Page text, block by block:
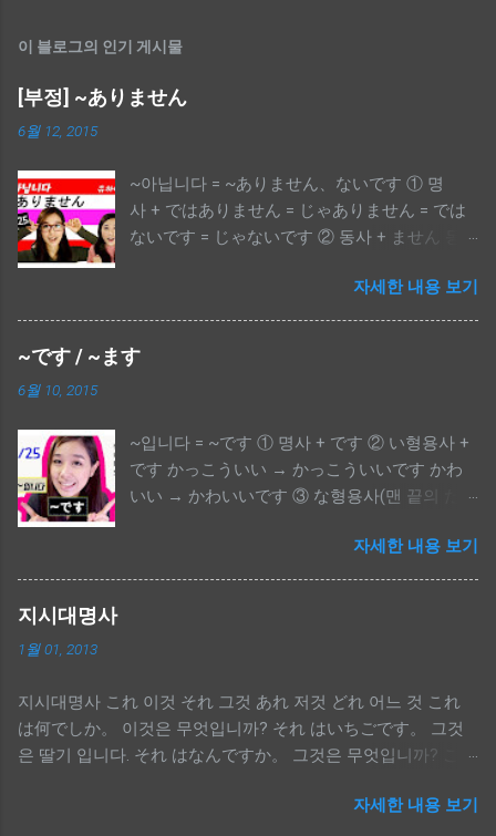
이 블로그의 인기 게시물
[부정] ~ありません
6월 12, 2015
~아닙니다 = ~ありません、ないです ① 명
사 + ではありません = じゃありません = では
ないです = じゃないです ② 동사 + ません 동
い형용사(맨 끝의 い를 빼고) + くありません ※
かっこういい → かっこういくありません ( X )
∵ かっこういい = 格好(かっこう, 모습) + いい
(좋다, 良い(よい)의 변형) ∴ かっこういい → か
자세한 내용 보기
~です / ~ます
6월 10, 2015
~입니다 = ~です ① 명사 + です ② い형용사 +
です かっこういい → かっこういいです かわ
いい → かわいいです ③ な형용사(맨 끝의 だ를
→ しずかです ※ い형용사는 い로 끝나는 형용
사, な형용사는 だ로 끝나는 형용사. ~합니다 =
떼고 + ます おきる → おきます たべる → たべ
ます ④ う단으로 끝나는 동사는, い단으로 바꾼
후에 + ます いう → いいます かく → かきます
す くる → きます はいる → はいります きる
자세한 내용 보기
지시대명사
1월 01, 2013
지시대명사 これ 이것 それ 그것 あれ 저것 どれ 어느 것 これ
は何でしか。 이것은 무엇입니까? それ はいちごです。 그것
은 딸기 입니다. それ はなんですか。 그것은 무엇입니까? これ
자세한 내용 보기